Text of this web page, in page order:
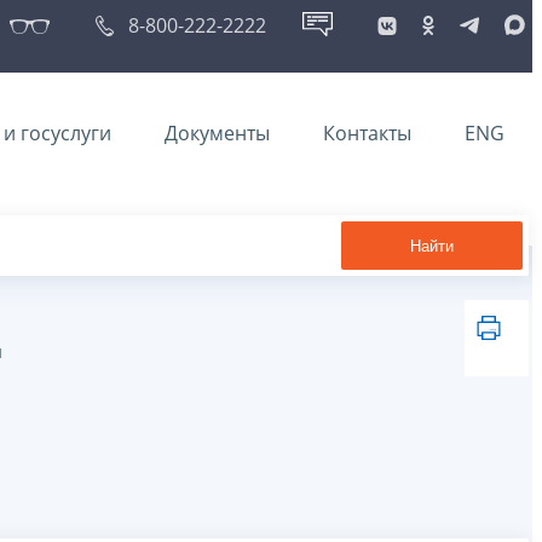
8-800-222-2222
госуслуги Документы Контакты ENG
Найти